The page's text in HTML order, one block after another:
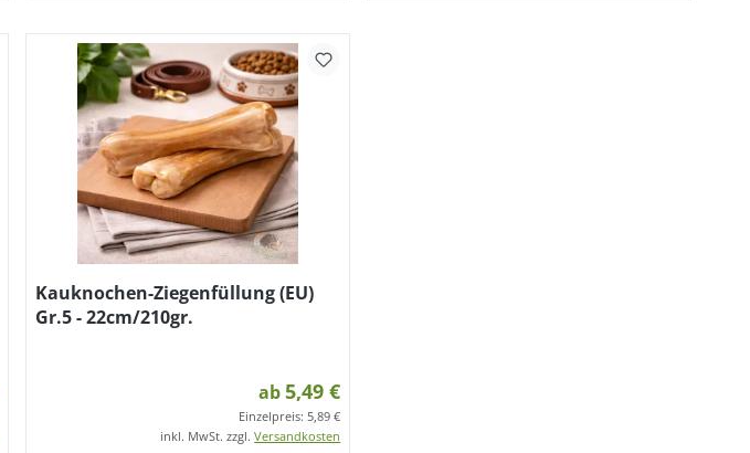
Kauknochen-Ziegenfüllung (EU)
Gr.5 - 22cm/210gr.
ab5,49 €
Einzelpreis:5,89 €
inkl. MwSt. zzgl.Versandkosten